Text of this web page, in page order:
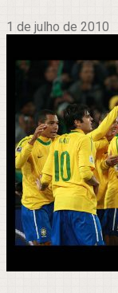
1 de julho de 2010